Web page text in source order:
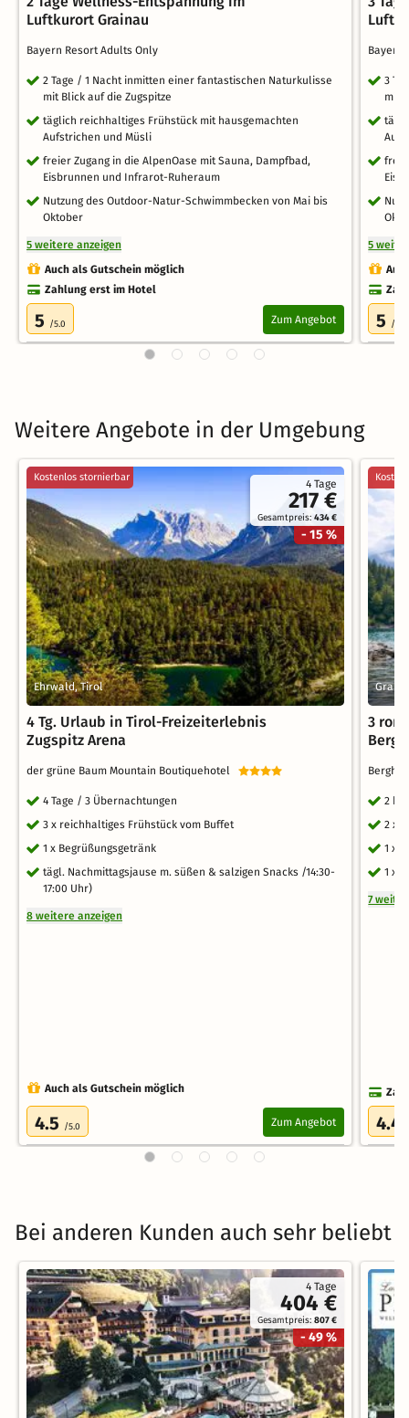
Luftkurort Grainau
Bayern Resort Adults Only
2 Tage / 1 Nacht inmitten einer fantastischen Naturkulisse
mit Blick auf die Zugspitze
täglich reichhaltiges Frühstück mit hausgemachten
Aufstrichen und Müsli
freier Zugang in die AlpenOase mit Sauna, Dampfbad,
Eisbrunnen und Infrarot-Ruheraum
Nutzung des Outdoor-Natur-Schwimmbecken von Mai bis
Oktober
5 weitere anzeigen
Auch als Gutschein möglich
Zahlung erst im Hotel
5 /5.0 Zum Angebot
Bayern
3
mit
5
5 /5.0
Weitere Angebote in der Umgebung
4 Tage
217 €
Gesamtpreis:434 €
- 15 %
Kostenlos stornierbar
Ehrwald, Tirol
4 Tg. Urlaub in Tirol-Freizeiterlebnis
Zugspitz Arena
der grüne Baum Mountain Boutiquehotel
4 Tage / 3 Übernachtungen
3 x reichhaltiges Frühstück vom Buffet
1 x Begrüßungsgetränk
tägl. Nachmittagsjause m. süßen & salzigen Snacks /14:30-
17:00 Uhr)
8 weitere anzeigen
Auch als Gutschein möglich
4.5 /5.0 Zum Angebot
3
2
2 x
1 x
1 x
7
4.4
Bei anderen Kunden auch sehr beliebt
4 Tage
404 €
Gesamtpreis:807 €
- 49 %